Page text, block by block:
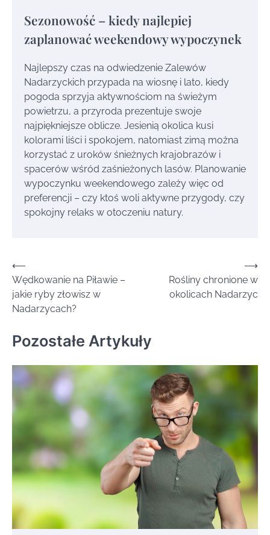
Sezonowość – kiedy najlepiej
zaplanować weekendowy wypoczynek
Najlepszy czas na odwiedzenie Zalewów
Nadarzyckich przypada na wiosnę i lato, kiedy
pogoda sprzyja aktywnościom na świeżym
powietrzu, a przyroda prezentuje swoje
najpiękniejsze oblicze. Jesienią okolica kusi
kolorami liści i spokojem, natomiast zimą można
korzystać z uroków śnieżnych krajobrazów i
spacerów wśród zaśnieżonych lasów. Planowanie
wypoczynku weekendowego zależy więc od
preferencji – czy ktoś woli aktywne przygody, czy
spokojny relaks w otoczeniu natury.
Nawigacja
wpisu
⟵
Wędkowanie na Piławie –
jakie ryby złowisz w
Nadarzycach?
Rośliny chronione w
okolicach Nadarzyc
⟶
Pozostałe Artykuły